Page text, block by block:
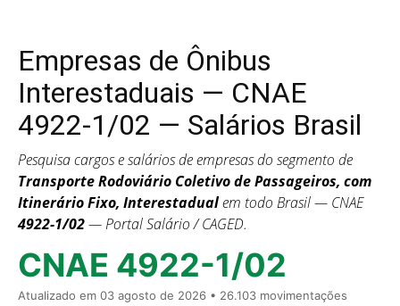
Empresas de Ônibus
Interestaduais — CNAE
4922-1/02 — Salários Brasil
Pesquisa cargos e salários de empresas do segmento de
Transporte Rodoviário Coletivo de Passageiros, com
Itinerário Fixo, Interestadualem todo Brasil — CNAE
4922-1/02— Portal Salário / CAGED.
CNAE 4922-1/02
Atualizado em 03 agosto de 2026 • 26.103 movimentações